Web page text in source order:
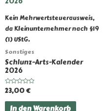
Die
auf
Kein Mehrwertsteuerausweis,
da Kleinunternehmer nach §19
(1) UStG.
Sonstiges
Schlunz-Arts-Kalender
2026
Bewertet
mit
0
von
23,00€
In den Warenkorb